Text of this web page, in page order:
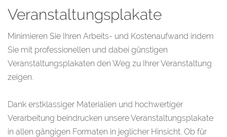
Veranstaltungsplakate
Minimieren Sie Ihren Arbeits- und Kostenaufwand indem
Sie mit professionellen und dabei günstigen
Veranstaltungsplakaten den Weg zu Ihrer Veranstaltung
zeigen.
Dank erstklassiger Materialien und hochwertiger
Verarbeitung beindrucken unsere Veranstaltungsplakate
in allen gängigen Formaten in jeglicher Hinsicht. Ob für